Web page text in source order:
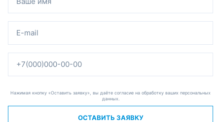
Нажимая кнопку «Оставить заявку», вы даёте согласие на обработку ваших персональных
данных.
ОСТАВИТЬ ЗАЯВКУ